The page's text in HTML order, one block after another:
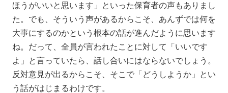
ほうがいいと思います」といった保育者の声もありまし
た。でも、そういう声があるからこそ、あんずでは何を
大事にするのかという根本の話が進んだように思います
ね。だって、全員が言われたことに対して「いいです
よ」と言っていたら、話し合いにはならないでしょう。
反対意見が出るからこそ、そこで「どうしようか」とい
う話がはじまるわけです。